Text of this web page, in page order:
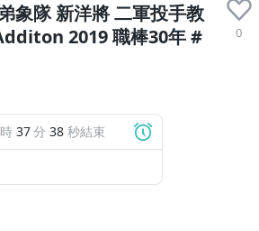
象隊 新洋將 二軍投手教
2019 職棒30年 #
0
時 37分 37 秒結束